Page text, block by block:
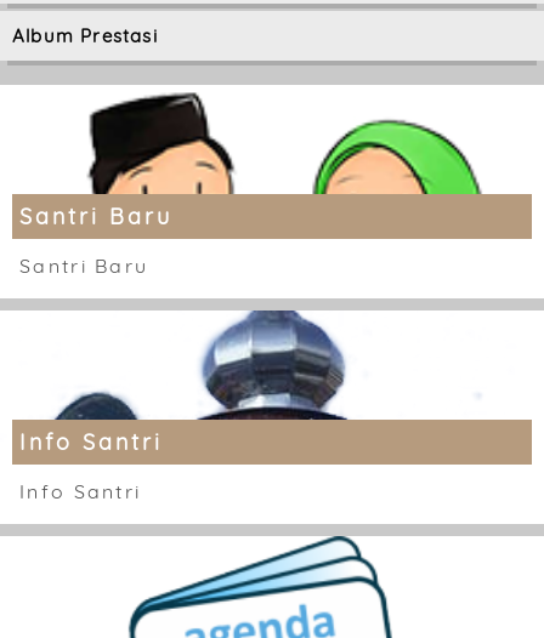
Album Prestasi
Santri Baru
Santri Baru
Info Santri
Info Santri